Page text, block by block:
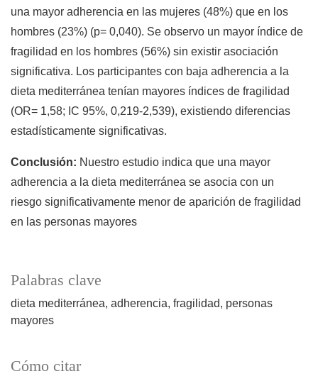
Palabras clave
dieta mediterránea adherencia fragilidad
personas
mayores
Cómo citar
una mayor adherencia en las mujeres (48%) que en los
hombres (23%) (p= 0,040). Se observo un mayor índice de
fragilidad en los hombres (56%) sin existir asociación
significativa. Los participantes con baja adherencia a la
dieta mediterránea tenían mayores índices de fragilidad
(OR= 1,58; IC 95%, 0,219-2,539), existiendo diferencias
estadísticamente significativas.
Conclusión: Nuestro estudio indica que una mayor
adherencia a la dieta mediterránea se asocia con un
riesgo significativamente menor de aparición de fragilidad
en las personas mayores